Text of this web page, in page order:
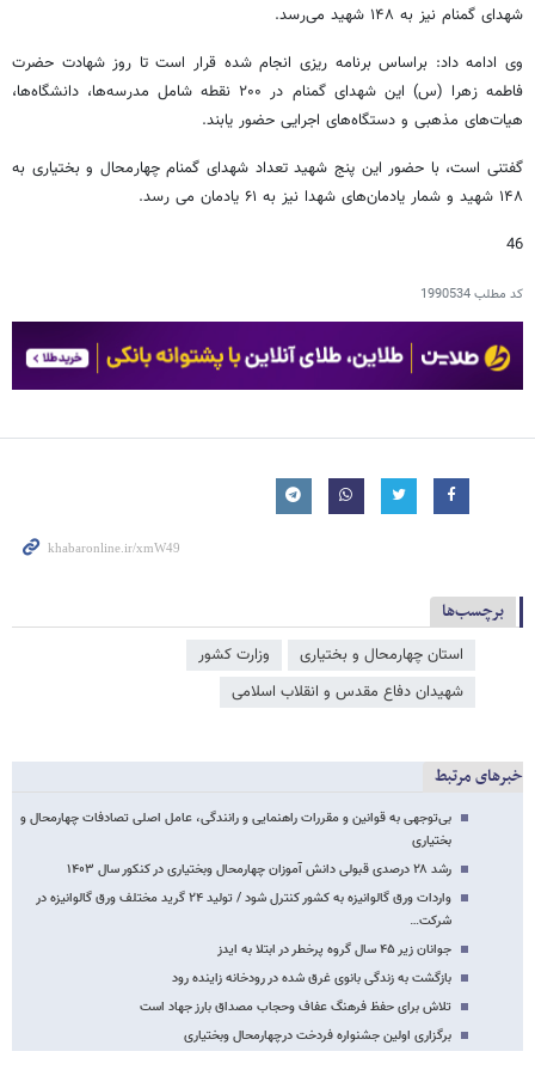
شهدای گمنام نیز به ۱۴۸ شهید می‌رسد.
وی ادامه داد: براساس برنامه ریزی انجام شده قرار است تا روز شهادت حضرت
فاطمه زهرا (س) این شهدای گمنام در ۲۰۰ نقطه شامل مدرسه‌ها، دانشگاه‌ها،
هیات‌های مذهبی و دستگاه‌های اجرایی حضور یابند.
گفتنی است، با حضور این پنج شهید تعداد شهدای گمنام چهارمحال و بختیاری به
۱۴۸ شهید و شمار یادمان‌های شهدا نیز به ۶۱ یادمان می رسد.
46
کد مطلب1990534
برچسب‌ها
استان چهارمحال و بختیاری
وزارت کشور
شهیدان دفاع مقدس و انقلاب اسلامی
خبرهای مرتبط
بی‌توجهی به قوانین و مقررات راهنمایی و رانندگی، عامل اصلی تصادفات چهارمحال و
بختیاری
رشد ۲۸ درصدی قبولی دانش آموزان چهارمحال وبختیاری در کنکور سال ۱۴۰۳
واردات ورق گالوانیزه به کشور کنترل شود / تولید ۲۴ گرید مختلف ورق گالوانیزه در
شرکت…
جوانان زیر ۴۵ سال گروه پرخطر در ابتلا به ایدز
بازگشت به زندگی بانوی غرق شده در رودخانه زاینده رود
تلاش برای حفظ فرهنگ عفاف وحجاب مصداق بارز جهاد است
برگزاری اولین جشنواره فردخت درچهارمحال وبختیاری